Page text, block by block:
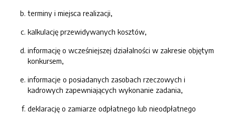
terminy i miejsca realizacji,
kalkulację przewidywanych kosztów,
informację o wcześniejszej działalności w zakresie objętym
konkursem,
informacje o posiadanych zasobach rzeczowych i
kadrowych zapewniających wykonanie zadania,
deklarację o zamiarze odpłatnego lub nieodpłatnego